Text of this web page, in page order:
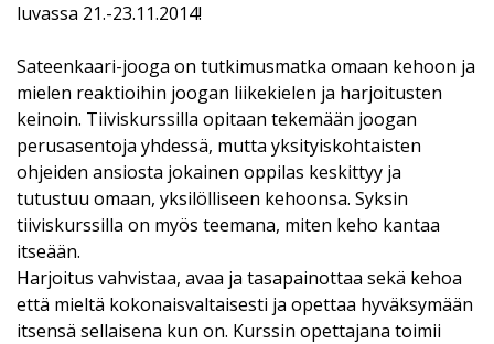
luvassa 21.-23.11.2014!
Sateenkaari-jooga on tutkimusmatka omaan kehoon ja
mielen reaktioihin joogan liikekielen ja harjoitusten
keinoin. Tiiviskurssilla opitaan tekemään joogan
perusasentoja yhdessä, mutta yksityiskohtaisten
ohjeiden ansiosta jokainen oppilas keskittyy ja
tutustuu omaan, yksilölliseen kehoonsa. Syksin
tiiviskurssilla on myös teemana, miten keho kantaa
itseään.
Harjoitus vahvistaa, avaa ja tasapainottaa sekä kehoa
että mieltä kokonaisvaltaisesti ja opettaa hyväksymään
itsensä sellaisena kun on. Kurssin opettajana toimii